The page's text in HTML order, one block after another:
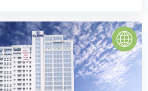
156 Xã Đàn II có tổng diện tích xây
tích 2.419 m2, quy mô bao gồm 2
...
giá)